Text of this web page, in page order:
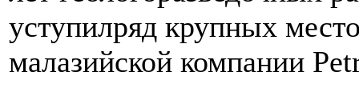
уступилряд крупных
малазийской компании